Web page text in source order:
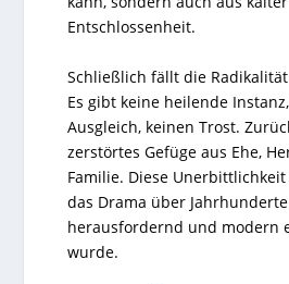
Entschlossenheit.
Schließlich fällt die
Es gibt keine heilende
Ausgleich, keinen Trost.
zerstörtes Gefüge aus Ehe,
Familie. Diese
das Drama über
herausfordernd und modern
wurde.